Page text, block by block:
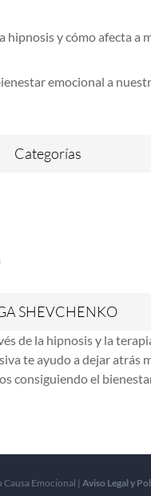
hipnosis y cómo afecta a
emocional a
Categorías
SHEVCHENKO
de la hipnosis y la
te ayudo a dejar atrás
consiguiendo el
Emocional | Aviso Legal y